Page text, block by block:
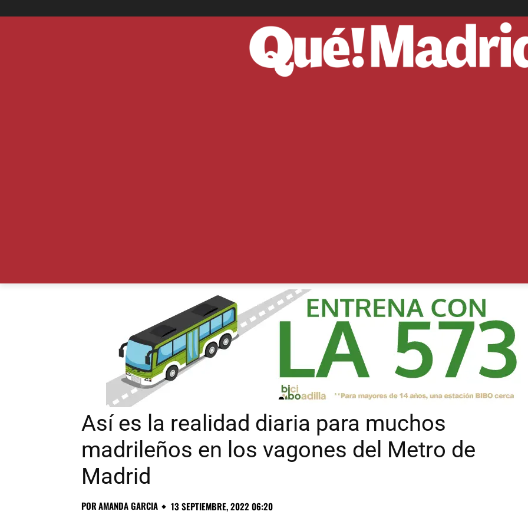
Así es la realidad diaria para muchos
madrileños en los vagones del Metro de
Madrid
PORAMANDA GARCIA 13 SEPTIEMBRE, 2022 06:20